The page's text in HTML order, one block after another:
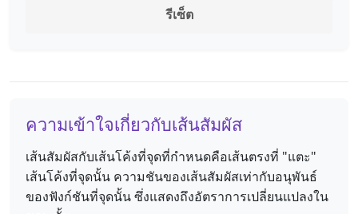
รีเซ็ต
ความเข้าใจเกี่ยวกับเส้นสัมผัส
เส้นสัมผัสกับเส้นโค้งที่จุดที่กำหนดคือเส้นตรงที่ "แตะ"
เส้นโค้งที่จุดนั้น ความชันของเส้นสัมผัสเท่ากับอนุพันธ์
ของฟังก์ชันที่จุดนั้น ซึ่งแสดงถึงอัตราการเปลี่ยนแปลงใน